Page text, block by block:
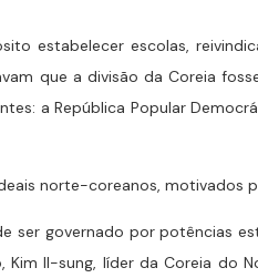
estabelecer escolas,
que a divisão da Coreia
a República Popular
norte-coreanos, motivados
governado por potências
Il-sung, líder da Coreia do